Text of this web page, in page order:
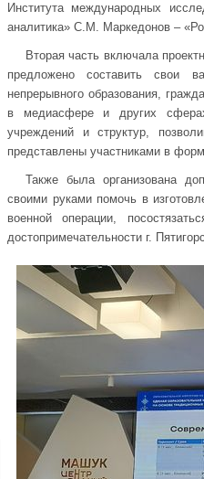
Института международных
аналитика» С.М. Маркедонов –
Вторая часть включала
предложено составить свои
непрерывного образования,
в медиасфере и других
учреждений и структур,
представлены участниками в
Также была организована
своими руками помочь в
военной операции,
достопримечательности г.